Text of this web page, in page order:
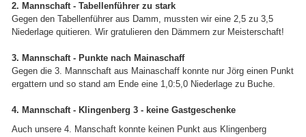
2. Mannschaft - Tabellenführer zu stark
Gegen den Tabellenführer aus Damm, mussten wir eine 2,5 zu 3,5
Niederlage quitieren. Wir gratulieren den Dämmern zur Meisterschaft!
3. Mannschaft - Punkte nach Mainaschaff
Gegen die 3. Mannschaft aus Mainaschaff konnte nur Jörg einen Punkt
ergattern und so stand am Ende eine 1,0:5,0 Niederlage zu Buche.
4. Mannschaft - Klingenberg 3 - keine Gastgeschenke
Auch unsere 4. Manschaft konnte keinen Punkt aus Klingenberg